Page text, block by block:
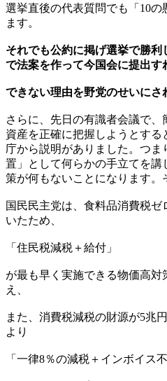
選挙直後の代表質問でも「10
ます。
それでも公約に掲げ選挙で勝
で法案を作って今国会に提出す
できない理由を野党のせいにさ
さらに、先日の有識者会議で、
資産を正確に把握しようとす
庁から説明がありました。つ
置」として何らかの手立てを
策が何もないことになります。
国民民主党は、食料品消費税
いたため、
「住民税減税＋給付」
が最も早く実施できる物価高
え、
また、消費税減税の財源が5兆
より
「一律8％の減税＋インボイス不